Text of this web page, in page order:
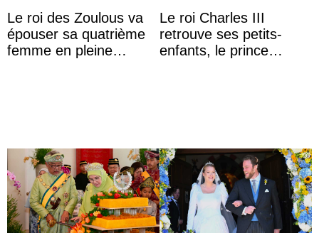
Le roi des Zoulous va
épouser sa quatrième
femme en pleine
Le roi Charles III
retrouve ses petits-
enfants, le prince